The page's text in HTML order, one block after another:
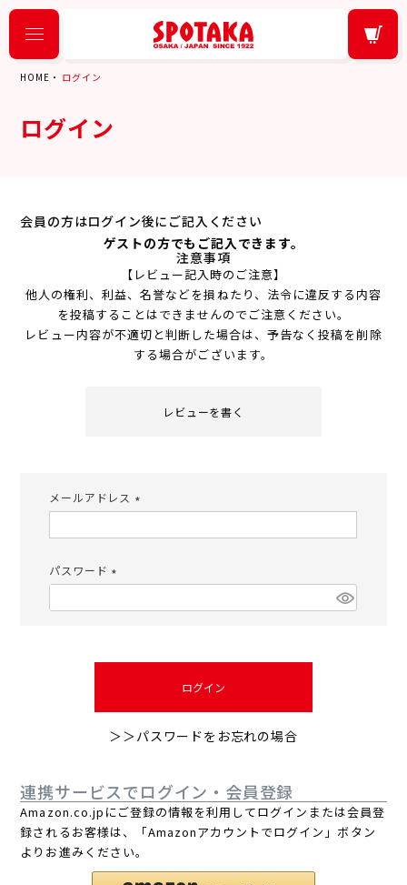
HOME ログイン
ログイン
会員の方はログイン後にご記入ください
ゲストの方でもご記入できます。
注意事項
【レビュー記入時のご注意】
他人の権利、利益、名誉などを損ねたり、法令に違反する内容
を投稿することはできませんのでご注意ください。
レビュー内容が不適切と判断した場合は、予告なく投稿を削除
する場合がございます。
レビューを書く
メールアドレス
須)
パスワード
須)
ログイン
＞＞パスワードをお忘れの場合
連携サービスでログイン・会員登録
Amazon.co.jpにご登録の情報を利用してログインまたは会員登
録されるお客様は、「Amazonアカウントでログイン」ボタン
よりお進みください。